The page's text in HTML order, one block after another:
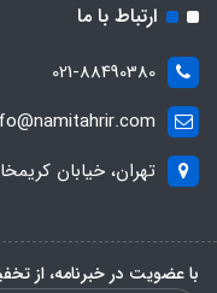
ارتباط با ما
021-88490380
تهران، خیابان
با عضویت در خبرنامه، از